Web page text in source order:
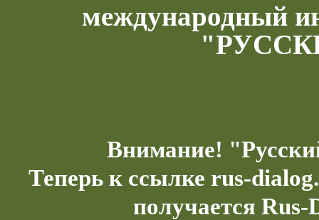
международный
Внимание!
Теперь к ссылке rus-
получается Rus-